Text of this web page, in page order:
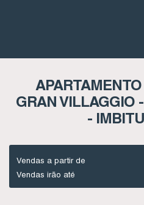
GRAN VILLAGGIO
-
Vendas a partir de
Vendas irão até